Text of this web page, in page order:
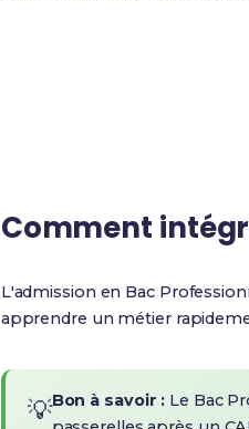
Comment
L'admission en Bac
apprendre un métier
💡Bon à savoir : Le Bac